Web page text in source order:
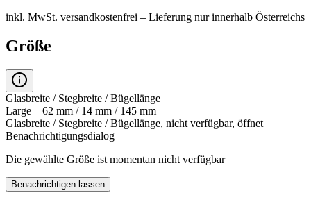
inkl. MwSt. versandkostenfrei – Lieferung nur innerhalb Österreichs
Größe
Glasbreite / Stegbreite / Bügellänge
Large – 62 mm / 14 mm / 145 mm
Glasbreite / Stegbreite / Bügellänge, nicht verfügbar, öffnet
Benachrichtigungsdialog
Die gewählte Größe ist momentan nicht verfügbar
Benachrichtigen lassen